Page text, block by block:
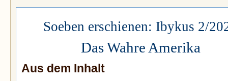
Soeben erschienen: Ibykus 2/
Das Wahre Amerika
Aus dem Inhalt